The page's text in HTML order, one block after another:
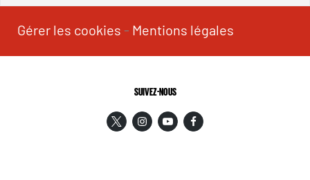
Gérer les cookies - Mentions légales
SUIVEZ-NOUS